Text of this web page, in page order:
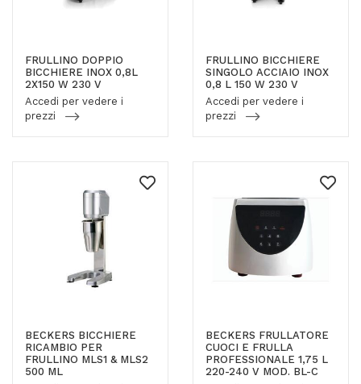
FRULLINO DOPPIO
BICCHIERE INOX 0,8L
2X150 W 230 V
Accedi per vedere i
prezzi
FRULLINO BICCHIERE
SINGOLO ACCIAIO INOX
0,8 L 150 W 230 V
Accedi per vedere i
prezzi
BECKERS BICCHIERE
RICAMBIO PER
FRULLINO MLS1 & MLS2
500 ML
BECKERS FRULLATORE
CUOCI E FRULLA
PROFESSIONALE 1,75 L
220-240 V MOD. BL-C